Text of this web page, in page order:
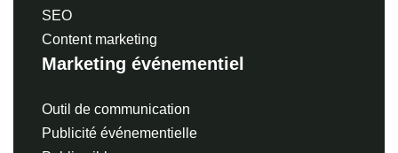
SEO
Content marketing
Marketing événementiel
Outil de communication
Publicité événementielle